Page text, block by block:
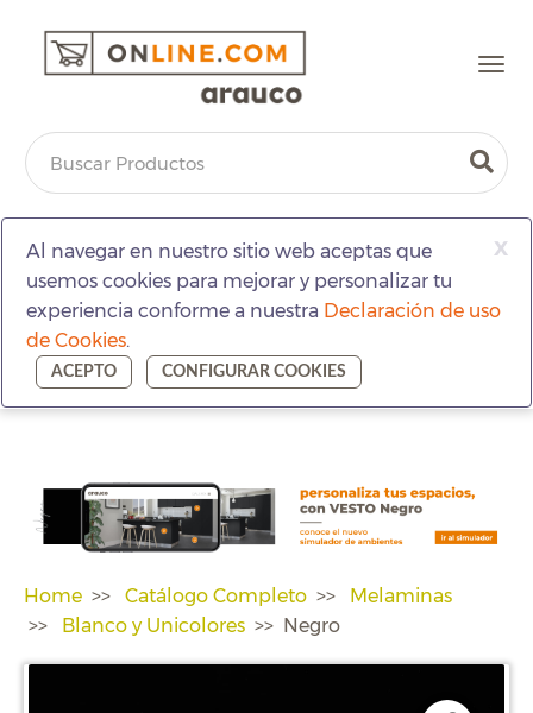
x
Al navegar en nuestro sitio web aceptas que
usemos cookies para mejorar y personalizar tu
experiencia conforme a nuestra Declaración de uso
de Cookies.
ACEPTO CONFIGURAR COOKIES
Home Catálogo Completo
Melaminas
Blanco y Unicolores
Negro